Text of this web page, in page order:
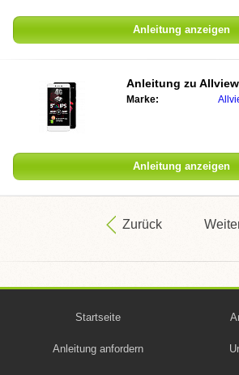
Anleitung anzeigen
Anleitung zu
Marke:
Anleitung anzeigen
Zurück
Startseite
Anleitung anfordern